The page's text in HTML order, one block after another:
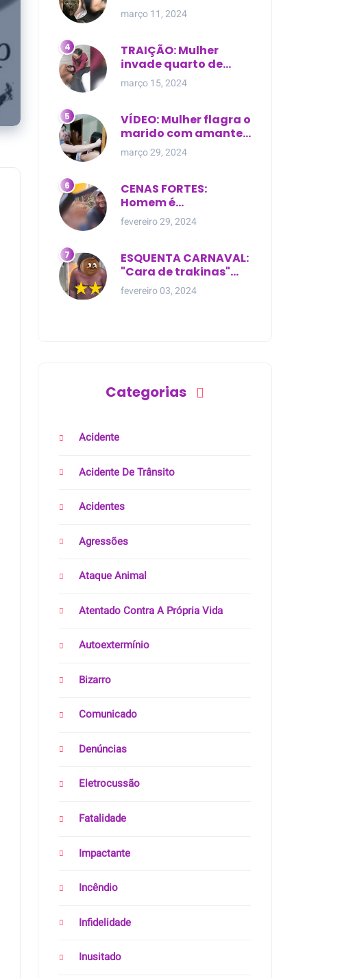
expostas durante
briga em Manaus
março 11, 2024
TRAIÇÃO: Mulher
invade quarto de
motel e encontra o
marido com outra na
março 15, 2024
VÍDEO: Mulher flagra o
marido com amante
dentro da própria
residência
março 29, 2024
CENAS FORTES:
Homem é
brutalmente atacado
e morto a golpes de
fevereiro 29, 2024
ESQUENTA CARNAVAL:
"Cara de trakinas"
dança seminua no
meio da rua na Bahia
fevereiro 03, 2024
Categorias
Acidente
Acidente De Trânsito
Acidentes
Agressões
Ataque Animal
Atentado Contra A Própria Vida
Autoextermínio
Bizarro
Comunicado
Denúncias
Eletrocussão
Fatalidade
Impactante
Incêndio
Infidelidade
Inusitado